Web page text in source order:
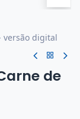
versão digital
de